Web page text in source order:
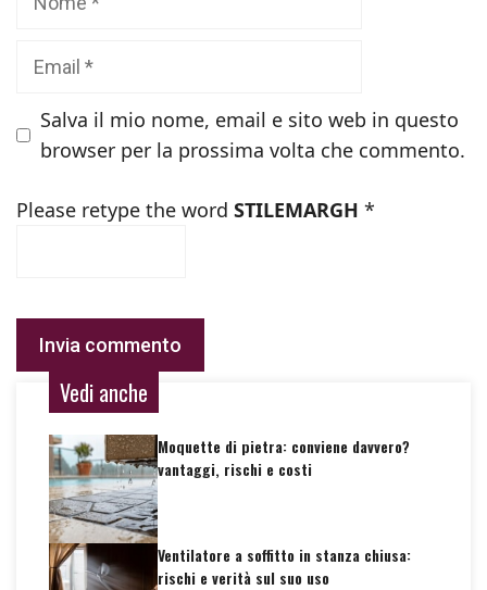
Salva il mio nome, email e sito web in questo
browser per la prossima volta che commento.
Please retype the word STILEMARGH *
Vedi anche
Moquette di pietra: conviene davvero?
vantaggi, rischi e costi
Ventilatore a soffitto in stanza chiusa:
rischi e verità sul suo uso